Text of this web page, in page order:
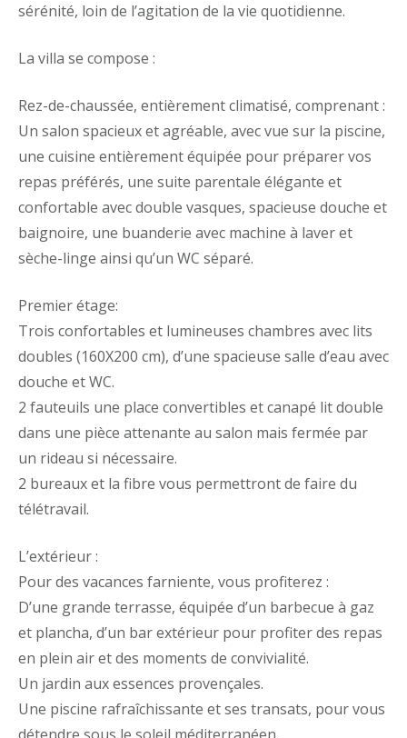
sérénité, loin de l’agitation de la vie quotidienne.
La villa se compose :
Rez-de-chaussée, entièrement climatisé, comprenant :
Un salon spacieux et agréable, avec vue sur la piscine,
une cuisine entièrement équipée pour préparer vos
repas préférés, une suite parentale élégante et
confortable avec double vasques, spacieuse douche et
baignoire, une buanderie avec machine à laver et
sèche-linge ainsi qu’un WC séparé.
Premier étage:
Trois confortables et lumineuses chambres avec lits
doubles (160X200 cm), d’une spacieuse salle d’eau avec
douche et WC.
2 fauteuils une place convertibles et canapé lit double
dans une pièce attenante au salon mais fermée par
un rideau si nécessaire.
2 bureaux et la fibre vous permettront de faire du
télétravail.
L’extérieur :
Pour des vacances farniente, vous profiterez :
D’une grande terrasse, équipée d’un barbecue à gaz
et plancha, d’un bar extérieur pour profiter des repas
en plein air et des moments de convivialité.
Un jardin aux essences provençales.
Une piscine rafraîchissante et ses transats, pour vous